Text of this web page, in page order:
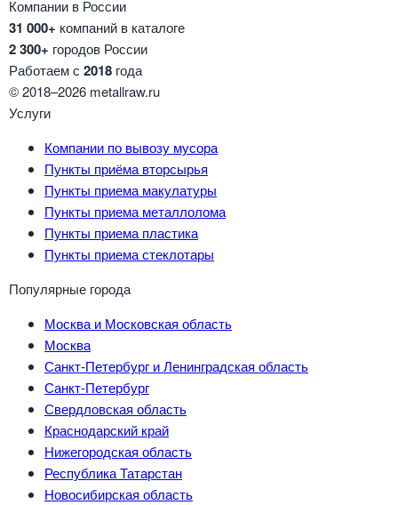
Компании в России
31 000+ компаний в каталоге
2 300+ городов России
Работаем с 2018 года
© 2018–2026 metallraw.ru
Услуги
Компании по вывозу мусора
Пункты приёма вторсырья
Пункты приема макулатуры
Пункты приема металлолома
Пункты приема пластика
Пункты приема стеклотары
Популярные города
Москва и Московская область
Москва
Санкт-Петербург и Ленинградская область
Санкт-Петербург
Свердловская область
Краснодарский край
Нижегородская область
Республика Татарстан
Новосибирская область